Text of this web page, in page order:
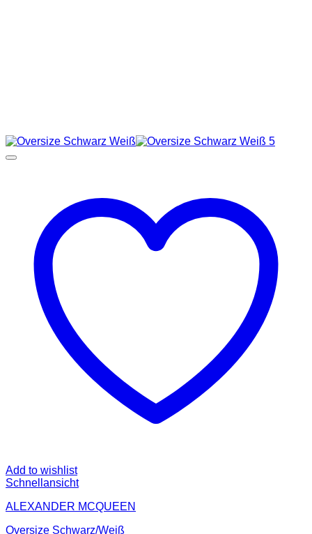
Add to wishlist
Schnellansicht
ALEXANDER MCQUEEN
Oversize Schwarz/Weiß